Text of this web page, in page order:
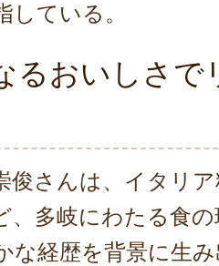
している。
るおいしさで
俊さんは、イタリ
、多岐にわたる食
な経歴を背景に生